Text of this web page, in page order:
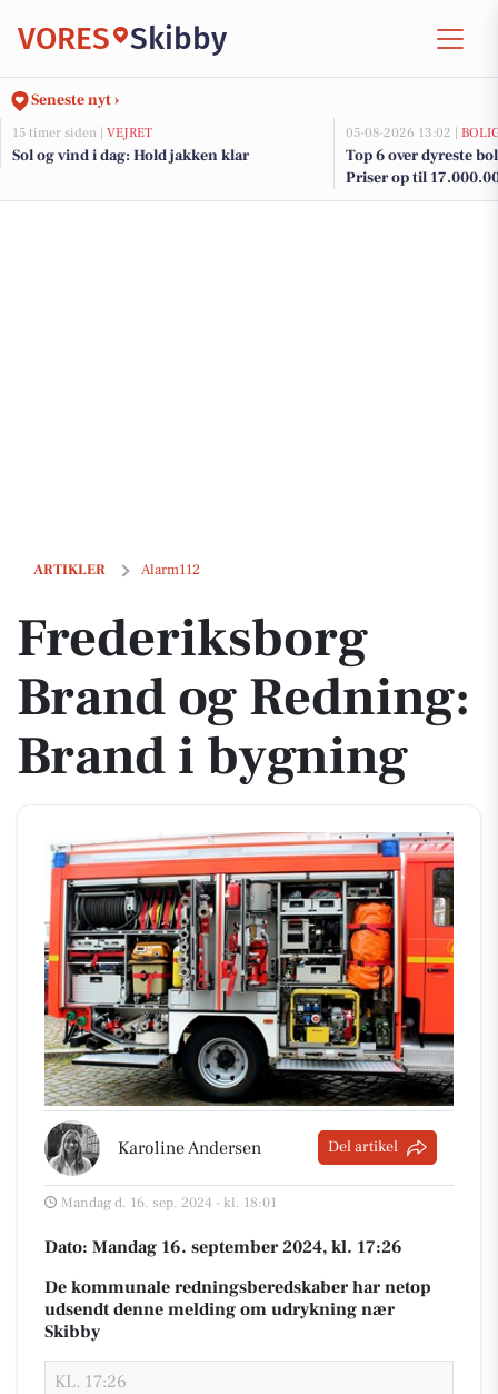
VORES Skibby
Seneste nyt ›
15 timer siden | VEJRET
Sol og vind i dag: Hold jakken klar
05-08-2026 13:02 |
Top 6 over dyreste
Priser op til
ARTIKLER Alarm112
Frederiksborg Brand og Redning: Brand i bygning
Frederiksborg
Brand og Redning:
Brand i bygning
Karoline Andersen Del artikel
Mandag d. 16. sep. 2024 - kl. 18:01
Dato: Mandag 16. september 2024, kl. 17:26
De kommunale redningsberedskaber har netop
udsendt denne melding om udrykning nær
Skibby
KL. 17:26